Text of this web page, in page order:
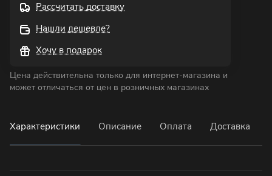
Рассчитать доставку
Нашли дешевле?
Хочу в подарок
Цена действительна только для интернет-магазина и
может отличаться от цен в розничных магазинах
Характеристики Описание Оплата Доставка